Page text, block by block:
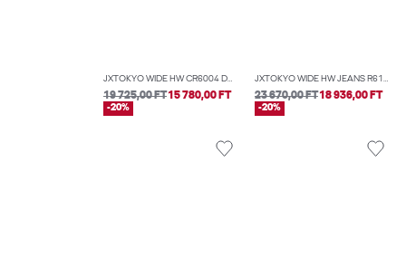
JXTOKYO WIDE HW CR6004 DNM NOOS
19 725,00 FT15 780,00 FT
-20%
JXTOKYO WIDE HW JEANS R6167 DNM NOOS
23 670,00 FT18 936,00 FT
-20%